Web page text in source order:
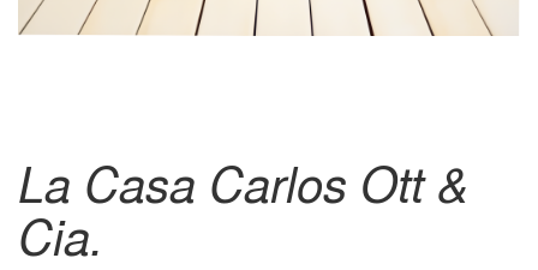
La Casa Carlos Ott &
Cia.